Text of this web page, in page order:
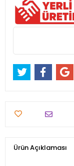
Ürün Açıklaması